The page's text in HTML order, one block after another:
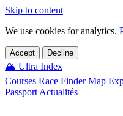
Skip to content
We use cookies for analytics.
Accept Decline
🏔️ Ultra Index
Courses Race FinderMap
Passport Actualités